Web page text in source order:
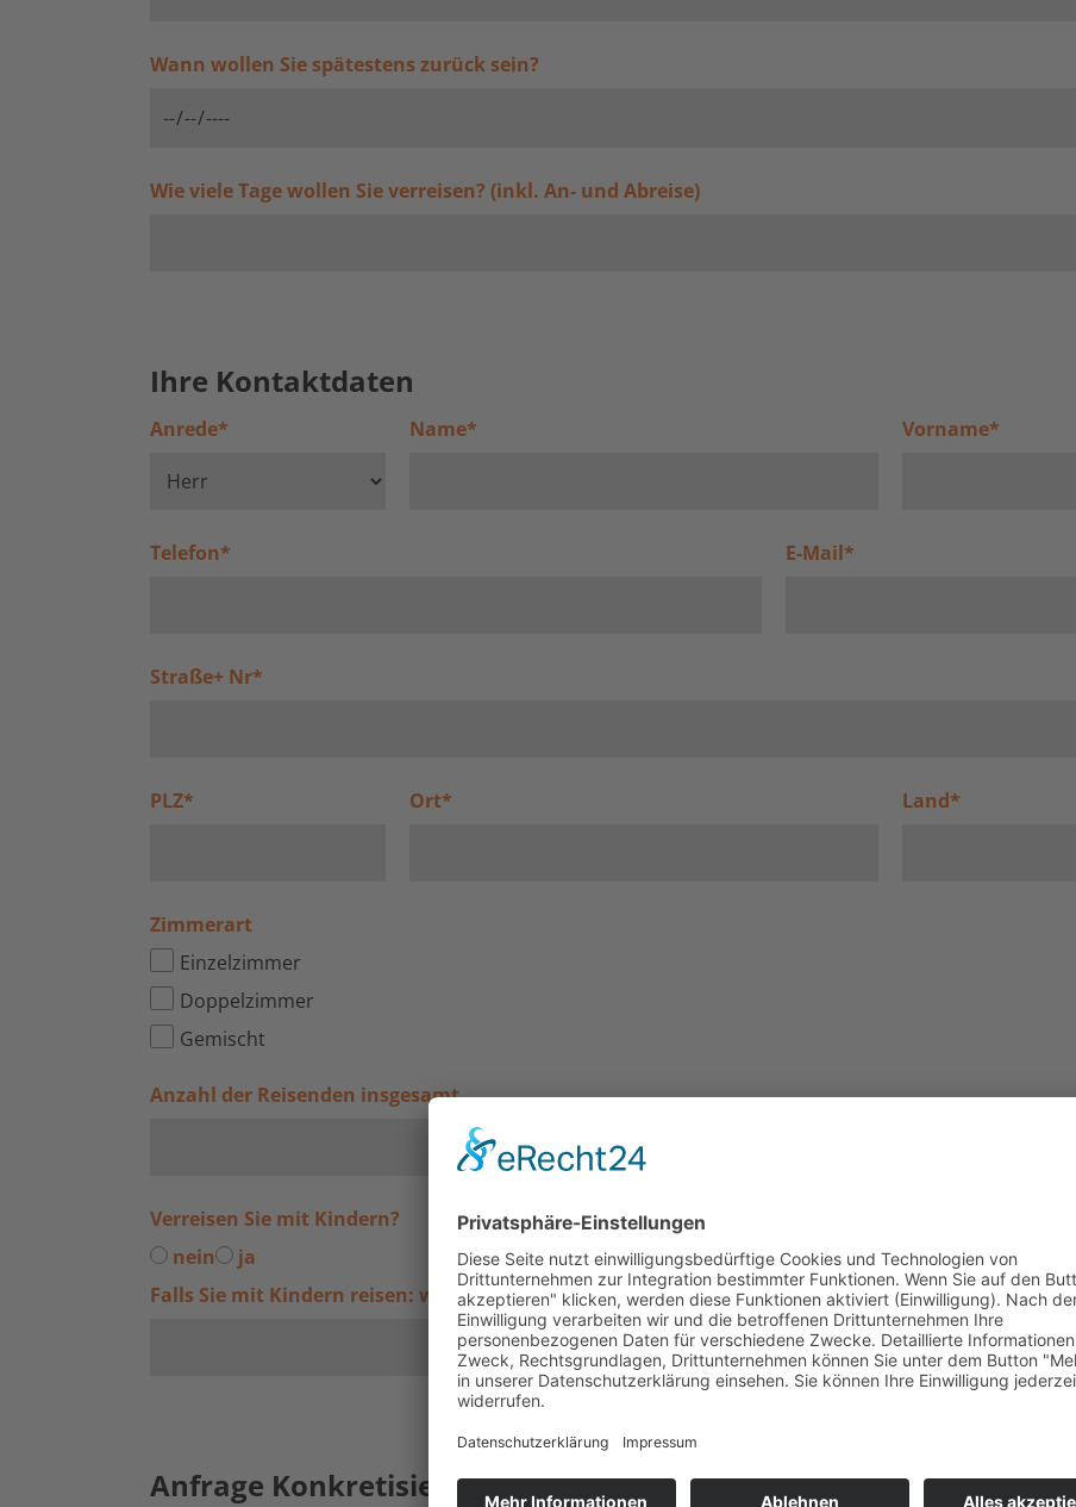
Wann wollen Sie spätestens zurück sein?
Wie viele Tage wollen Sie verreisen? (inkl. An- und Abreise)
Ihre Kontaktdaten
Anrede* Name* Vorname*
Telefon* E-Mail*
Straße+ Nr*
PLZ* Ort* Land*
Zimmerart
Einzelzimmer
Doppelzimmer
Gemischt
Anzahl der Reisenden insgesamt
Verreisen Sie mit Kindern?
nein
ja
Falls Sie mit Kindern reisen: wie alt sind Ihre Kinder am Rückreisetag?
Anfrage Konkretisieren (freiwillig und unverbindlich)